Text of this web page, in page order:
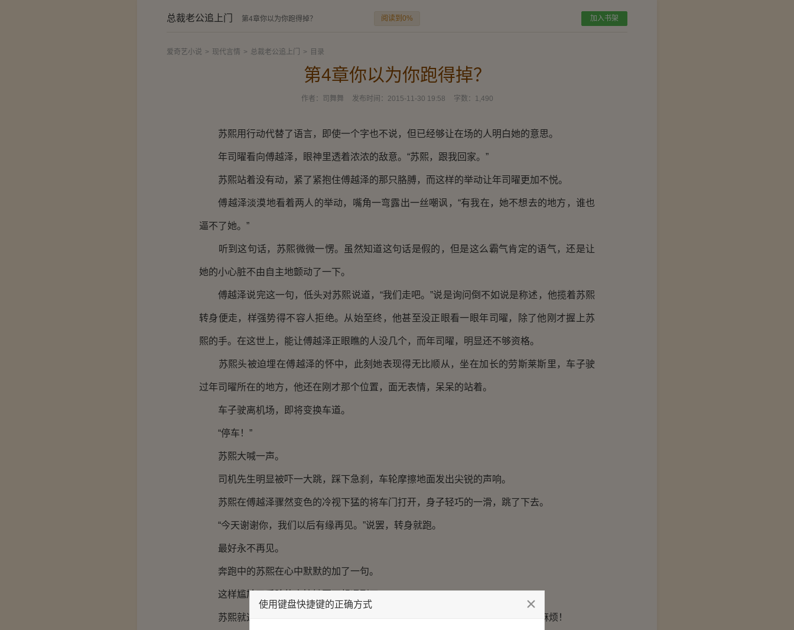
总裁老公追上门 第4章你以为你跑得掉？ 阅读到0% 加入书架
爱奇艺小说 > 现代言情 > 总裁老公追上门 > 目录
第4章你以为你跑得掉？
作者： 司舞舞 发布时间： 2015-11-30 19:58 字数： 1,490
苏熙用行动代替了语言，即使一个字也不说，但已经够让在场的人明白她的意思。
年司曜看向傅越泽，眼神里透着浓浓的敌意。“苏熙，跟我回家。”
苏熙站着没有动，紧了紧抱住傅越泽的那只胳膊，而这样的举动让年司曜更加不悦。
傅越泽淡漠地看着两人的举动，嘴角一弯露出一丝嘲讽，“有我在，她不想去的地方，谁也
逼不了她。”
听到这句话，苏熙微微一愣。虽然知道这句话是假的，但是这么霸气肯定的语气，还是让
她的小心脏不由自主地颤动了一下。
傅越泽说完这一句，低头对苏熙说道，“我们走吧。”说是询问倒不如说是称述，他揽着苏熙
转身便走，样强势得不容人拒绝。从始至终，他甚至没正眼看一眼年司曜，除了他刚才握上苏
熙的手。在这世上，能让傅越泽正眼瞧的人没几个，而年司曜，明显还不够资格。
苏熙头被迫埋在傅越泽的怀中，此刻她表现得无比顺从，坐在加长的劳斯莱斯里，车子驶
过年司曜所在的地方，他还在刚才那个位置，面无表情，呆呆的站着。
车子驶离机场，即将变换车道。
“停车！”
苏熙大喊一声。
司机先生明显被吓一大跳，踩下急刹，车轮摩擦地面发出尖锐的声响。
苏熙在傅越泽骤然变色的冷视下猛的将车门打开，身子轻巧的一滑，跳了下去。
“今天谢谢你，我们以后有缘再见。”说罢，转身就跑。
最好永不再见。
奔跑中的苏熙在心中默默的加了一句。
这样尴尬又丢脸的事情她再不想遇到了。
苏熙就这样跑掉，却不知道，因为她此刻轻率的举动，她即将遭遇此生最大的麻烦！
使用键盘快捷键的正确方式